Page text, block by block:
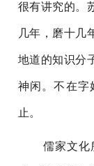
很有讲究的。
几年，磨十几
地道的知识分
神闲。不在字
止。
儒家文化